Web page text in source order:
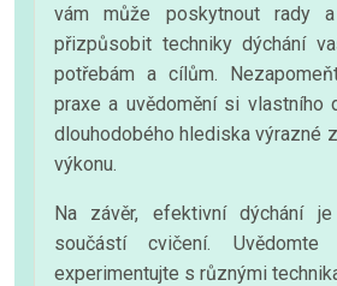
vám může poskytnout rady
přizpůsobit techniky dýchání
potřebám a cílům.
praxe a uvědomění si vlastního
dlouhodobého hlediska výrazné
výkonu.
Na závěr, efektivní dýchání je
součástí cvičení.
experimentujte s různými